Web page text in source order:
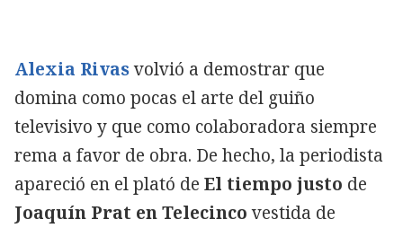
Alexia Rivasvolvió a demostrar que
domina como pocas el arte del guiño
televisivo y que como colaboradora siempre
rema a favor de obra. De hecho, la periodista
apareció en el plató de El tiempo justo de
Joaquín Prat en Telecinco vestida de